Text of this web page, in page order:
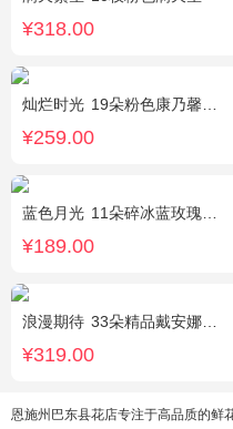
¥318.00
灿烂时光 19朵粉色康乃馨，2支多头粉百合，桔梗、黄莺搭配
¥259.00
蓝色月光 11朵碎冰蓝玫瑰，满天星搭配
¥189.00
浪漫期待 33朵精品戴安娜粉玫瑰，叶上黄金适量搭配。
¥319.00
恩施州巴东县花店专注于高品质的鲜